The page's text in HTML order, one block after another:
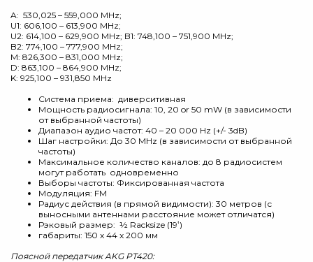
A: 530,025 – 559,000 MHz;
U1: 606,100 – 613,900 MHz;
U2: 614,100 – 629,900 MHz; B1: 748,100 – 751,900 MHz;
B2: 774,100 – 777,900 MHz;
M: 826,300 – 831,000 MHz;
D: 863,100 – 864,900 MHz;
K: 925,100 – 931,850 MHz
Система приема: диверситивная
Мощность радиосигнала: 10, 20 or 50 mW (в зависимости
от выбранной частоты)
Диапазон аудио частот: 40 – 20 000 Hz (+/- 3dB)
Шаг настройки: До 30 MHz (в зависимости от выбранной
частоты)
Максимальное количество каналов: до 8 радиосистем
могут работать одновременно
Выборы частоты: Фиксированная частота
Модуляция: FM
Радиус действия (в прямой видимости): 30 метров (с
выносными антеннами расстояние может отличатся)
Рэковый размер: ½ Racksize (19‛)
габариты: 150 x 44 x 200 мм
Поясной передатчик AKG PT420: